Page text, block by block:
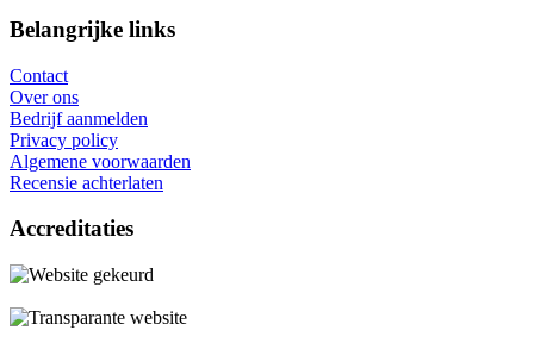
Belangrijke links
Contact
Over ons
Bedrijf aanmelden
Privacy policy
Algemene voorwaarden
Recensie achterlaten
Accreditaties